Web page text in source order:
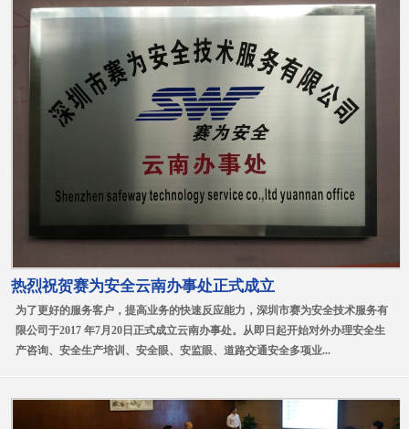
热烈祝贺赛为安全云南办事处正式成立
为了更好的服务客户，提高业务的快速反应能力，深圳市赛为安全技术服务有
限公司于2017 年7月20日正式成立云南办事处。从即日起开始对外办理安全生
产咨询、安全生产培训、安全眼、安监眼、道路交通安全多项业...